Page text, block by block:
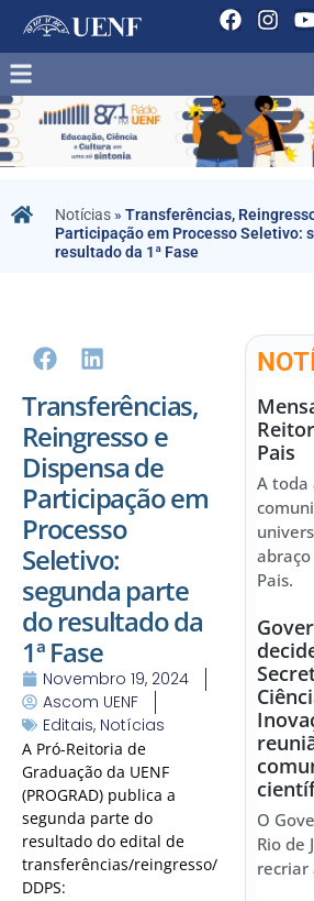
Notícias »Transferências,
Participação em Processo Seletivo:
resultado da 1ª Fase
Transferências,
Reingresso e
Dispensa de
Participação em
Processo
Seletivo:
segunda parte
do resultado da
1ª Fase
Novembro 19, 2024
Ascom UENF
Editais, Notícias
A Pró-Reitoria de
Graduação da UENF
(PROGRAD) publica a
segunda parte do
resultado do edital de
transferências/reingresso/
DDPS:
Pais
A toda
Pais.
O
Rio de
recriar